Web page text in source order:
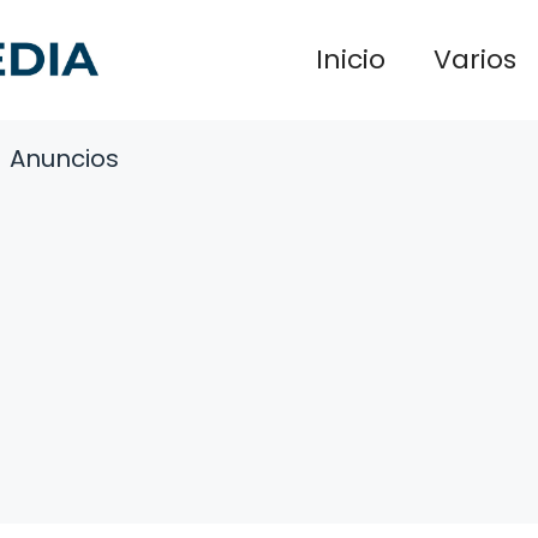
Inicio Varios
Anuncios